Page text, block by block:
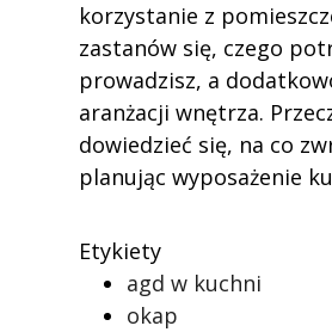
korzystanie z
zastanów się, czego
prowadzisz, a
aranżacji wnętrza.
dowiedzieć się, na co
planując wyposażenie
Etykiety
agd w kuchni
okap